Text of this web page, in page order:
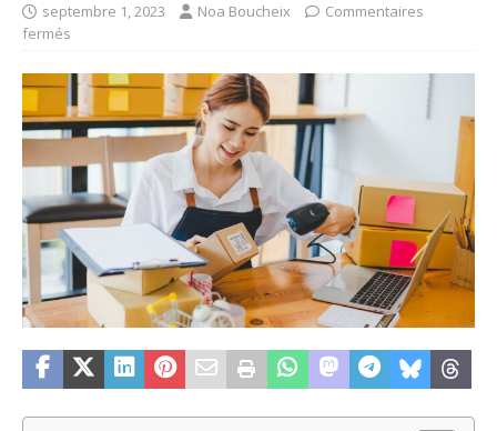
septembre 1, 2023 Noa Boucheix
Commentaires
fermés